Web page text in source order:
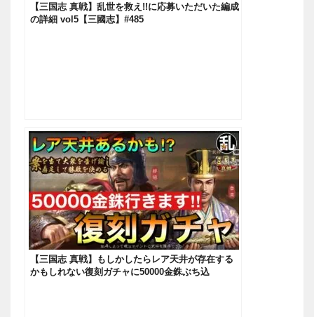
【三国志 真戦】乱世を救え!!に応募いただいた編成
の詳細 vol5【三國志】#485
【三国志 真戦】もしかしたらレア天井が存在する
かもしれない復刻ガチャに50000金銖ぶち込